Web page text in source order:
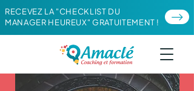
RECEVEZ LA "CHECKLIST DU
MANAGER HEUREUX" GRATUITEMENT !